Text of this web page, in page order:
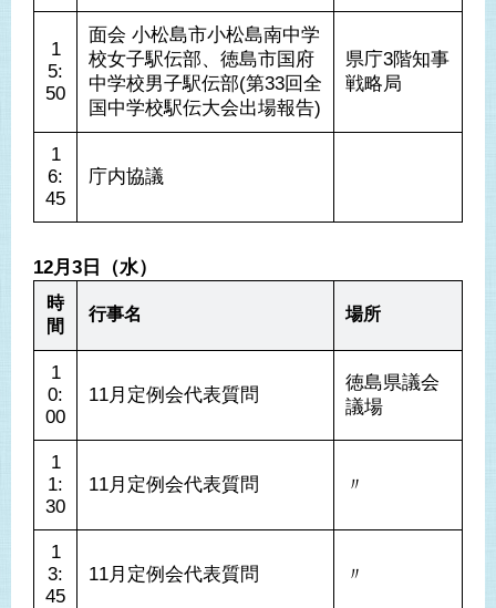
1
5:
50
面会 小松島市小松島南中学
校女子駅伝部、徳島市国府
中学校男子駅伝部(第33回全
国中学校駅伝大会出場報告)
県庁3階知事
戦略局
1
6:
45
庁内協議
12月3日（水）
時
間
行事名 場所
1
0:
00
11月定例会代表質問
徳島県議会
議場
1
1:
30
11月定例会代表質問 〃
1
3:
45
11月定例会代表質問 〃